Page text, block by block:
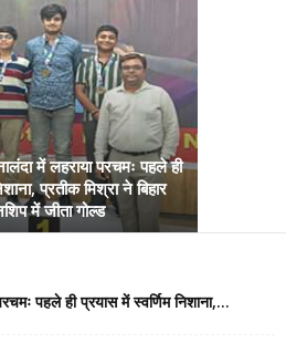
में लहराया परचमः पहले ही
प्रतीक मिश्रा ने बिहार
में जीता गोल्ड
पहले ही प्रयास में स्वर्णिम निशाना,...